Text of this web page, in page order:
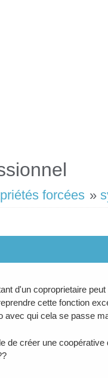
forcées »
d'un coproprietaire
cette fonction
avec qui cela se passe
de créer une